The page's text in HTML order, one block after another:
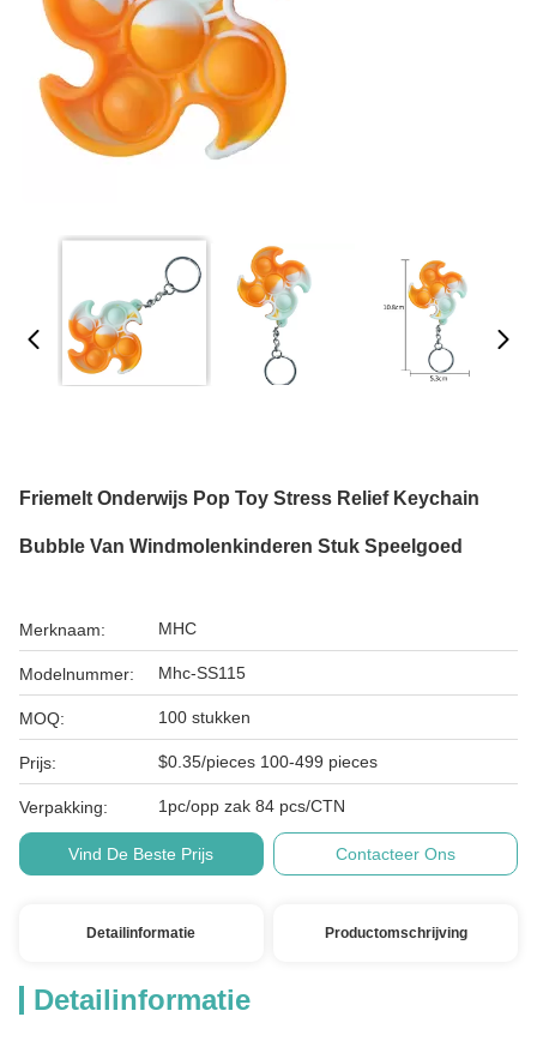
Friemelt Onderwijs Pop Toy Stress Relief Keychain
Bubble Van Windmolenkinderen Stuk Speelgoed
Merknaam: MHC
Modelnummer: Mhc-SS115
MOQ: 100 stukken
Prijs: $0.35/pieces 100-499 pieces
Verpakking: 1pc/opp zak 84 pcs/CTN
Vind De Beste Prijs Contacteer Ons
Detailinformatie Productomschrijving
Detailinformatie